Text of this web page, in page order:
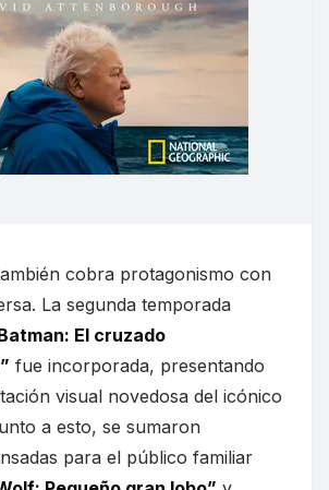
cobra protagonismo con
La segunda temporada
El cruzado
fue incorporada, presentando
visual novedosa del icónico
a esto, se sumaron
para el público familiar